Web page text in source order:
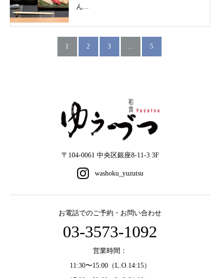
ん...
1 2 3 … 5
〒104-0061 中央区銀座8-11-3 3F
お電話でのご予約・お問い合わせ
03-3573-1092
営業時間：
11:30〜15:00（L.O.14:15）